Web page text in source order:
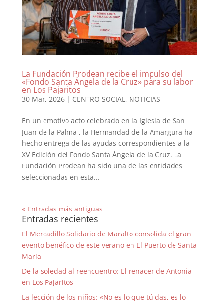
La Fundación Prodean recibe el impulso del
«Fondo Santa Ángela de la Cruz» para su labor
en Los Pajaritos
30 Mar, 2026| CENTRO SOCIAL, NOTICIAS
En un emotivo acto celebrado en la Iglesia de San
Juan de la Palma , la Hermandad de la Amargura ha
hecho entrega de las ayudas correspondientes a la
XV Edición del Fondo Santa Ángela de la Cruz. La
Fundación Prodean ha sido una de las entidades
seleccionadas en esta...
« Entradas más antiguas
Entradas recientes
El Mercadillo Solidario de Maralto consolida el gran
evento benéfico de este verano en El Puerto de Santa
María
De la soledad al reencuentro: El renacer de Antonia
en Los Pajaritos
La lección de los niños: «No es lo que tú das, es lo